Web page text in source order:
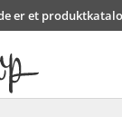
er et